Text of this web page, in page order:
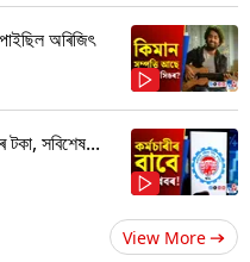
অৰিজিৎ
টকা, সবিশেষ...
View More